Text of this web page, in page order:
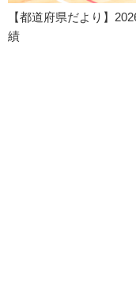
【都道府県だより】
績